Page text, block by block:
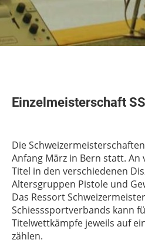
Einzelmeisterschaft
Die
Anfang März in Bern statt. An
Titel in den verschiedenen
Altersgruppen Pistole und
Das Ressort
Schiesssportverbands kann
Titelwettkämpfe jeweils auf
zählen.